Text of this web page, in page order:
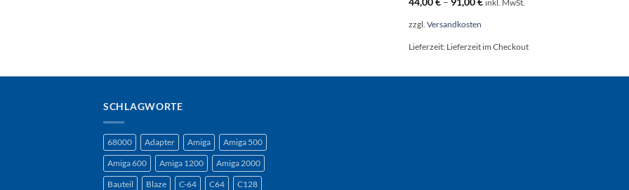
inkl. MwSt.
zzgl. Versandkosten
Lieferzeit: Lieferzeit im Checkout
SCHLAGWORTE
68000 Adapter Amiga Amiga 500
Amiga 600 Amiga 1200 Amiga 2000
Bauteil Blaze C-64 C64 C128